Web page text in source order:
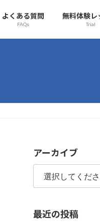
よくある質問
FAQs
無料体験レ
Trial
アーカイブ
最近の投稿